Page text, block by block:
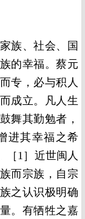
族、社会、国
的幸福。蔡元
专，必与积人
成立。凡人生
舞其勤勉者，
进其幸福之希
［1］近世闽人
而宗族，自宗
之认识极明确
。有牺牲之嘉